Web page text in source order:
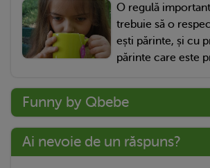
O regulă
trebuie să o
ești părinte, și cu
părinte care este
Funny by Qbebe
Ai nevoie de un răspuns?